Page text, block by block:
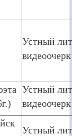
Устный
Устный
Устный